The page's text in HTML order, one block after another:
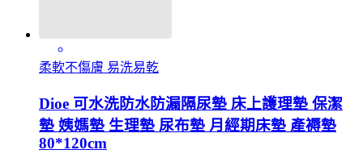
柔軟不傷膚 易洗易乾
Dioe 可水洗防水防漏隔尿墊 床上護理墊 保潔
墊 姨媽墊 生理墊 尿布墊 月經期床墊 產褥墊
80*120cm